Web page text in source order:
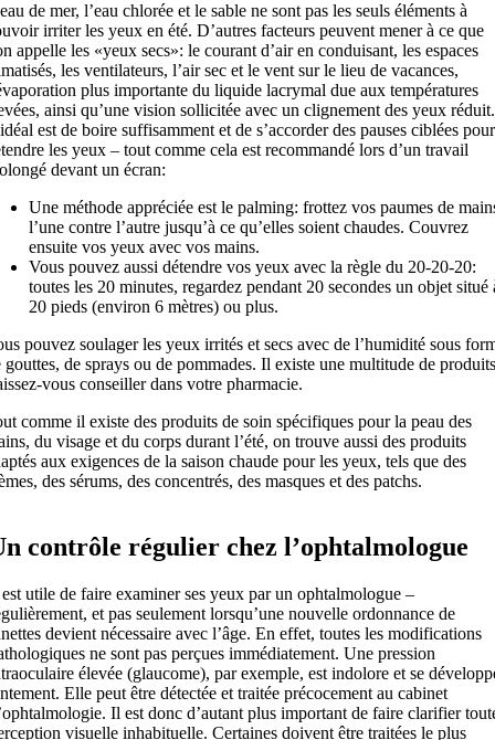
de mer, l’eau chlorée et le sable ne sont pas les seuls éléments à
irriter les yeux en été. D’autres facteurs peuvent mener à ce que
appelle les «yeux secs»: le courant d’air en conduisant, les espaces
les ventilateurs, l’air sec et le vent sur le lieu de vacances,
plus importante du liquide lacrymal due aux températures
ainsi qu’une vision sollicitée avec un clignement des yeux réduit.
est de boire suffisamment et de s’accorder des pauses ciblées pour
les yeux – tout comme cela est recommandé lors d’un travail
devant un écran:
Une méthode appréciée est le palming: frottez vos paumes de
l’une contre l’autre jusqu’à ce qu’elles soient chaudes. Couvrez
ensuite vos yeux avec vos mains.
Vous pouvez aussi détendre vos yeux avec la règle du 20-20-20:
toutes les 20 minutes, regardez pendant 20 secondes un objet situé
20 pieds (environ 6 mètres) ou plus.
pouvez soulager les yeux irrités et secs avec de l’humidité sous
gouttes, de sprays ou de pommades. Il existe une multitude de
vous conseiller dans votre pharmacie.
comme il existe des produits de soin spécifiques pour la peau des
du visage et du corps durant l’été, on trouve aussi des produits
aux exigences de la saison chaude pour les yeux, tels que des
des sérums, des concentrés, des masques et des patchs.
contrôle régulier chez l’ophtalmologue
utile de faire examiner ses yeux par un ophtalmologue –
et pas seulement lorsqu’une nouvelle ordonnance de
devient nécessaire avec l’âge. En effet, toutes les modifications
ne sont pas perçues immédiatement. Une pression
élevée (glaucome), par exemple, est indolore et se
Elle peut être détectée et traitée précocement au cabinet
Il est donc d’autant plus important de faire clarifier
visuelle inhabituelle. Certaines doivent être traitées le plus